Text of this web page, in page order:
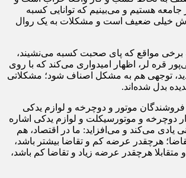
جامعه هستیم و می‌بینیم که توانایی کسبه
خیلی ضعیف است و مشکلات به یک روال
برخی مواقع که پای صحبت کسبه می‌نشیند،
قره لر، اظهار امیدواری می‌کند که با روی
توجهی هم به مشکل اصناف شود؛ مشکلاتی
بدل شده‌اند.
موتور و دوچرخه و لوازم یدکی
دوچرخه و موتورسیکلت و لوازم یدکی اشاره
یادی می‌کند و می‌افزاید: ما در اقتصاد، هم
هرچقدر عرضه کم و تقاضا بیشتر باشد،
متقابلا هرچقدر عرضه زیاد و تقاضا کم باشد،